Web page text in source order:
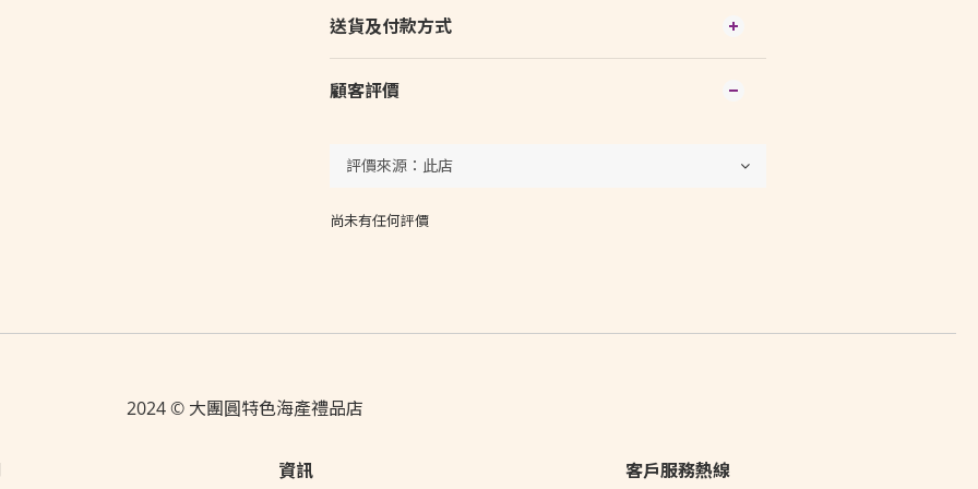
送貨及付款方式
顧客評價
尚未有任何評價
2024 © 大團圓特色海產禮品店
資訊
客戶服務熱線